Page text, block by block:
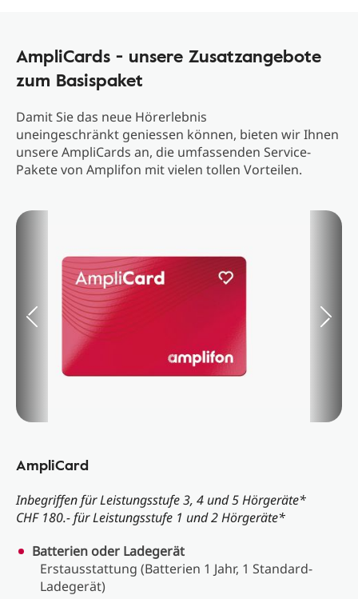
AmpliCards - unsere Zusatzangebote
zum Basispaket
Damit Sie das neue Hörerlebnis
uneingeschränkt geniessen können, bieten wir Ihnen
unsere AmpliCards an, die umfassenden Service-
Pakete von Amplifon mit vielen tollen Vorteilen.
AmpliCard
Inbegriffen für Leistungsstufe 3, 4 und 5 Hörgeräte*
CHF 180.- für Leistungsstufe 1 und 2 Hörgeräte*
Batterien oder Ladegerät
Erstausstattung (Batterien 1 Jahr, 1 Standard-
Ladegerät)